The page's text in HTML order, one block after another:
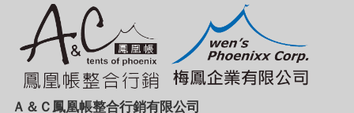
Ａ＆Ｃ鳳凰帳整合行銷有限公司